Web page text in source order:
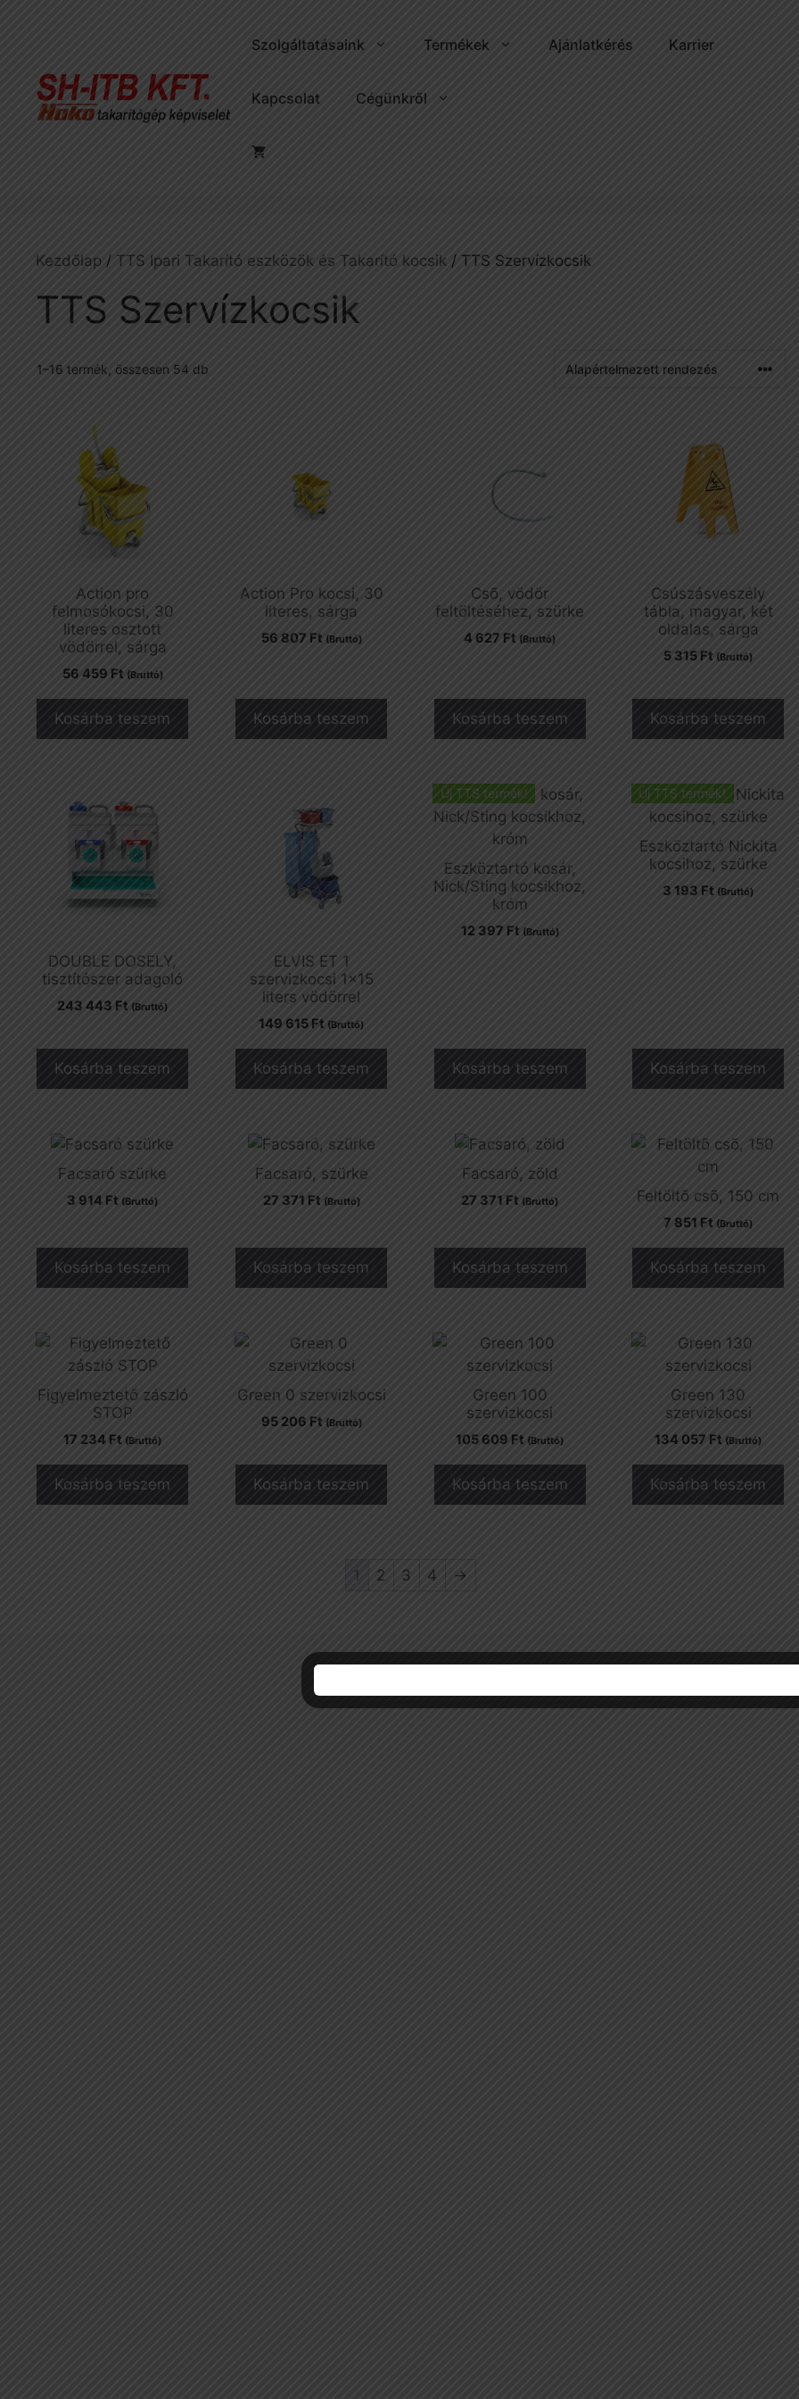
Szolgáltatásaink Termékek Ajánlatkérés Karrier
Kapcsolat Cégünkről
Kezdőlap / TTS Ipari Takarító eszközök és Takarító kocsik / TTS Szervízkocsik
TTS Szervízkocsik
1–16 termék, összesen 54 db
Action pro
felmosókocsi, 30
literes osztott
vödörrel, sárga
56 459 Ft (Bruttó)
Kosárba teszem
Action Pro kocsi, 30
literes, sárga
56 807 Ft (Bruttó)
Kosárba teszem
Csõ, vödör
feltöltéséhez, szürke
4 627 Ft (Bruttó)
Kosárba teszem
Csúszásveszély
tábla, magyar, két
oldalas, sárga
5 315 Ft (Bruttó)
Kosárba teszem
DOUBLE DOSELY,
tisztítószer adagoló
243 443 Ft (Bruttó)
Kosárba teszem
ELVIS ET 1
szervizkocsi 1×15
liters vödörrel
149 615 Ft (Bruttó)
Kosárba teszem
Új TTS termék!
Eszköztartó kosár,
Nick/Sting kocsikhoz,
króm
12 397 Ft (Bruttó)
Kosárba teszem
Új TTS termék!
Eszköztartó Nickita
kocsihoz, szürke
3 193 Ft (Bruttó)
Kosárba teszem
Facsaró szürke
3 914 Ft (Bruttó)
Kosárba teszem
Facsaró, szürke
27 371 Ft (Bruttó)
Kosárba teszem
Facsaró, zöld
27 371 Ft (Bruttó)
Kosárba teszem
Feltöltõ csõ, 150 cm
7 851 Ft (Bruttó)
Kosárba teszem
Figyelmeztető zászló
STOP
17 234 Ft (Bruttó)
Kosárba teszem
Green 0 szervizkocsi
95 206 Ft (Bruttó)
Kosárba teszem
Green 100
szervizkocsi
105 609 Ft (Bruttó)
Kosárba teszem
Green 130
szervizkocsi
134 057 Ft (Bruttó)
Kosárba teszem
1 2 3 4 →